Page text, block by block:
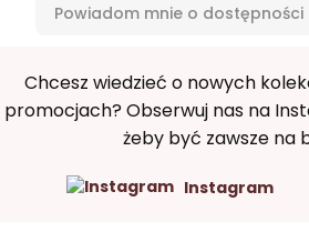
Powiadom mnie o dostępności
Chcesz wiedzieć o nowych
promocjach? Obserwuj nas na
żeby być zawsze na
Instagram